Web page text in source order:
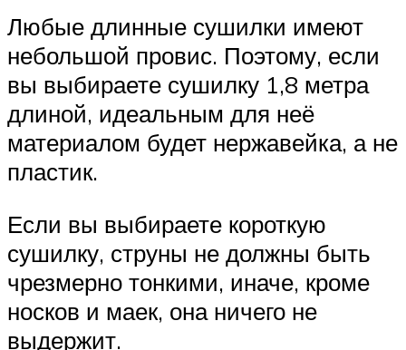
Любые длинные сушилки имеют
небольшой провис. Поэтому, если
вы выбираете сушилку 1,8 метра
длиной, идеальным для неё
материалом будет нержавейка, а не
пластик.
Если вы выбираете короткую
сушилку, струны не должны быть
чрезмерно тонкими, иначе, кроме
носков и маек, она ничего не
выдержит.